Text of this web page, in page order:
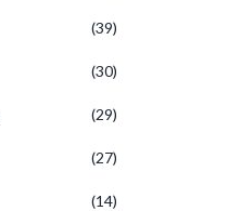
(39)
(30)
(29)
(27)
(14)